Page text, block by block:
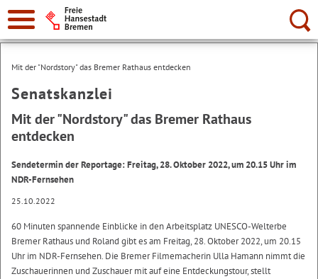
Suche:
Mit der "Nordstory" das Bremer Rathaus entdecken
Senatskanzlei
Mit der "Nordstory" das Bremer Rathaus
entdecken
Sendetermin der Reportage: Freitag, 28. Oktober 2022, um 20.15 Uhr im
NDR-Fernsehen
25.10.2022
60 Minuten spannende Einblicke in den Arbeitsplatz UNESCO-Welterbe
Bremer Rathaus und Roland gibt es am Freitag, 28. Oktober 2022, um 20.15
Uhr im NDR-Fernsehen. Die Bremer Filmemacherin Ulla Hamann nimmt die
Zuschauerinnen und Zuschauer mit auf eine Entdeckungstour, stellt